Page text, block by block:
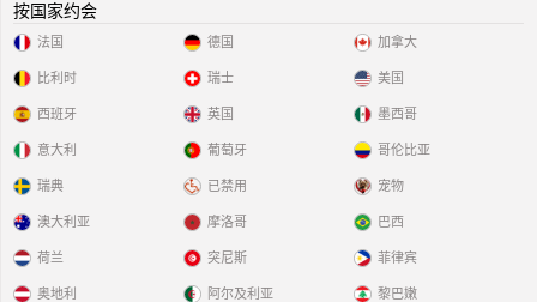
按国家约会
法国
比利时
西班牙
意大利
瑞典
德国
瑞士
英国
葡萄牙
已禁用
加拿大
美国
墨西哥
哥伦比亚
宠物
澳大利亚
荷兰
奥地利
摩洛哥
突尼斯
阿尔及利亚
巴西
菲律宾
黎巴嫩